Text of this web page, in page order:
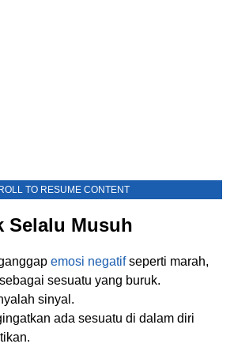
TO RESUME CONTENT
Selalu Musuh
emosi negatifseperti marah,
sesuatu yang buruk.
sinyal.
ada sesuatu di dalam diri